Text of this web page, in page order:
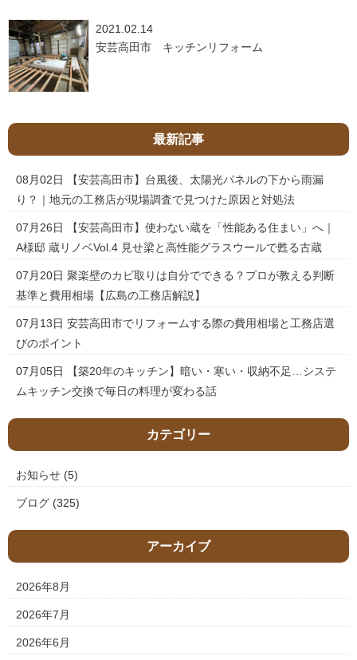
2021.02.14
安芸高田市 キッチンリフォーム
最新記事
08月02日
【安芸高田市】台風後、太陽光パネルの下から雨漏
り？｜地元の工務店が現場調査で見つけた原因と対処法
07月26日
【安芸高田市】使わない蔵を「性能ある住まい」へ｜
A様邸 蔵リノベVol.4 見せ梁と高性能グラスウールで甦る古蔵
07月20日 聚楽壁のカビ取りは自分でできる？プロが教える判断
基準と費用相場【広島の工務店解説】
07月13日 安芸高田市でリフォームする際の費用相場と工務店選
びのポイント
07月05日
【築20年のキッチン】暗い・寒い・収納不足…システ
ムキッチン交換で毎日の料理が変わる話
カテゴリー
お知らせ (5)
ブログ (325)
アーカイブ
2026年8月
2026年7月
2026年6月